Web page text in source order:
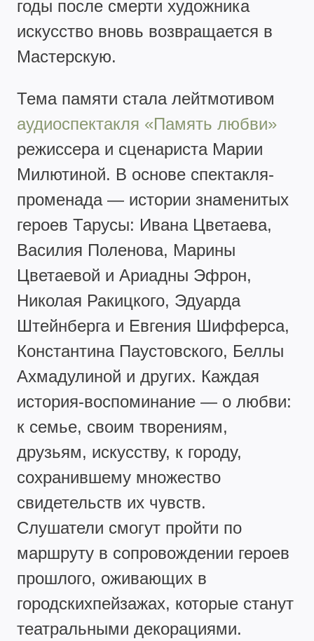
годы после смерти художника
искусство вновь возвращается в
Мастерскую.
Тема памяти стала лейтмотивом
аудиоспектакля «Память любви»
режиссера и сценариста Марии
Милютиной. В основе спектакля-
променада — истории знаменитых
героев Тарусы: Ивана Цветаева,
Василия Поленова, Марины
Цветаевой и Ариадны Эфрон,
Николая Ракицкого, Эдуарда
Штейнберга и Евгения Шифферса,
Константина Паустовского, Беллы
Ахмадулиной и других. Каждая
история-воспоминание — о любви:
к семье, своим творениям,
друзьям, искусству, к городу,
сохранившему множество
свидетельств их чувств.
Слушатели смогут пройти по
маршруту в сопровождении героев
прошлого, оживающих в
городскихпейзажах, которые станут
театральными декорациями.